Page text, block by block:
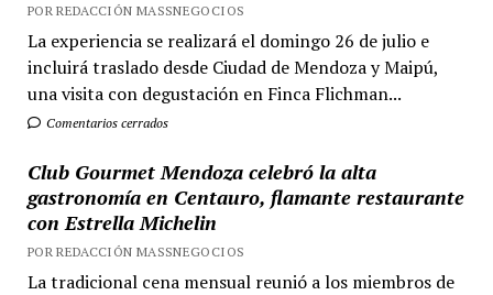
POR REDACCIÓN MASSNEGOCIOS
La experiencia se realizará el domingo 26 de julio e
incluirá traslado desde Ciudad de Mendoza y Maipú,
una visita con degustación en Finca Flichman...
Comentarios cerrados
Club Gourmet Mendoza celebró la alta
gastronomía en Centauro, flamante restaurante
con Estrella Michelin
POR REDACCIÓN MASSNEGOCIOS
La tradicional cena mensual reunió a los miembros de